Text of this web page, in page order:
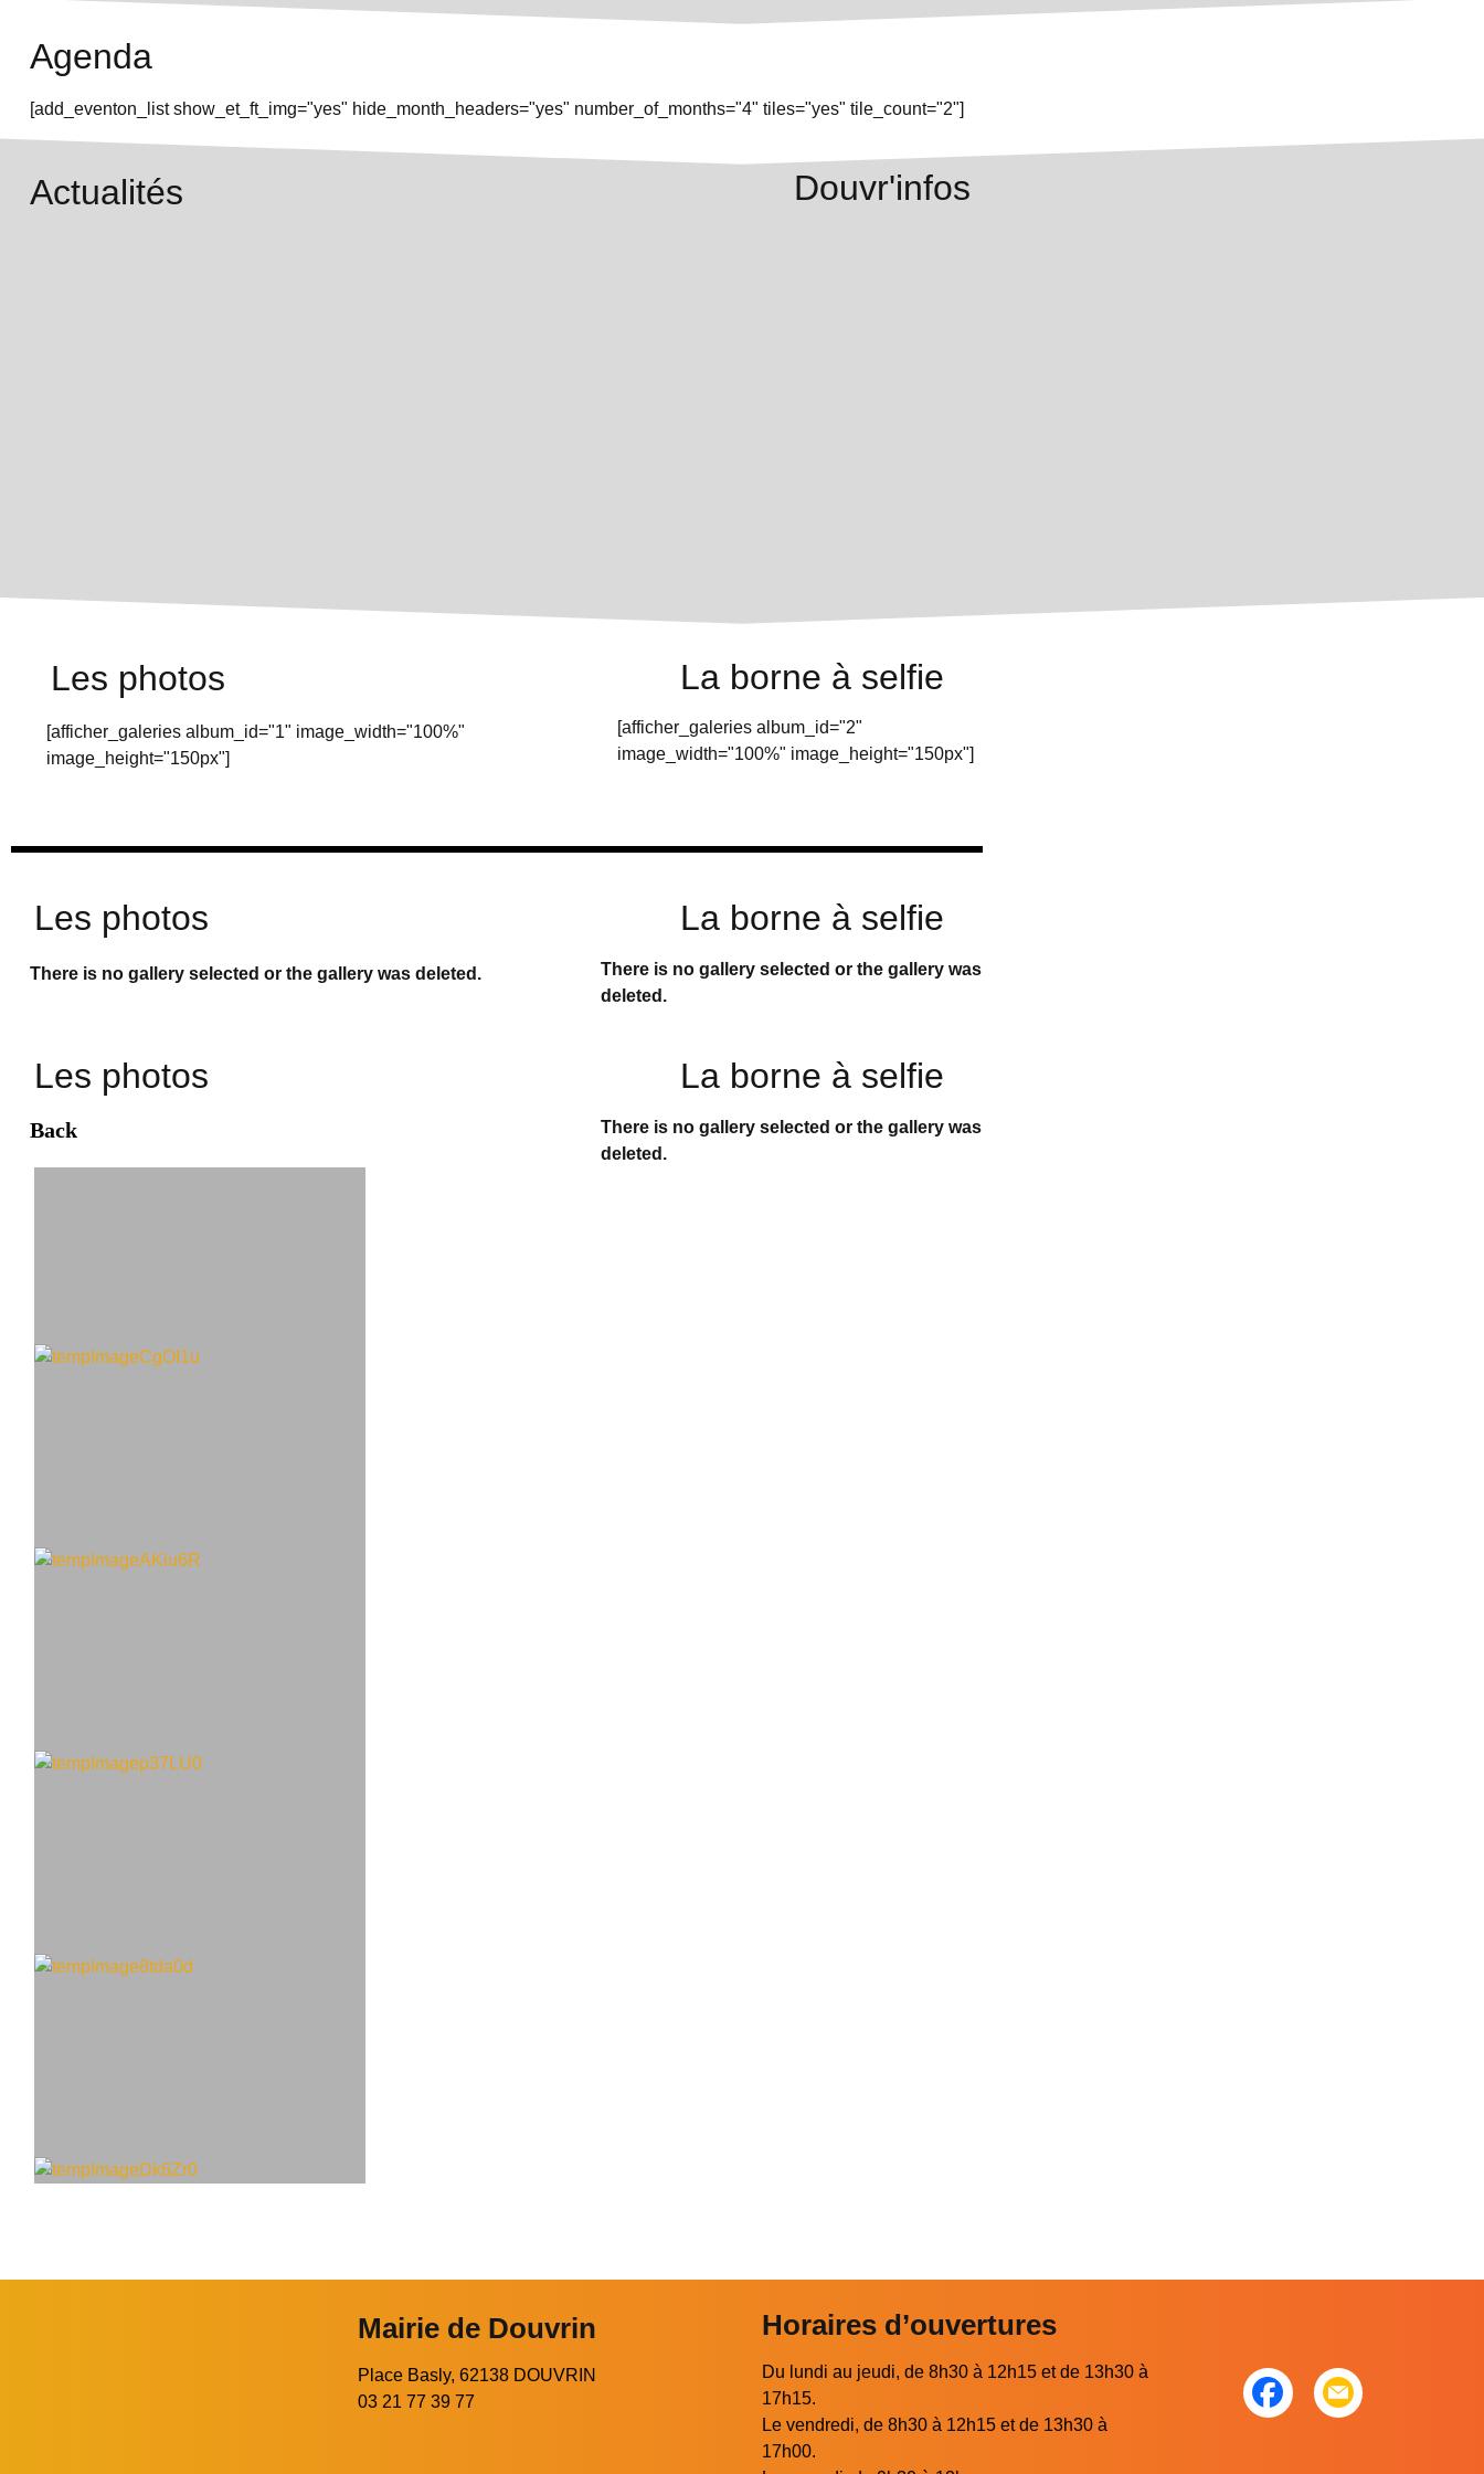
Agenda
[add_eventon_list show_et_ft_img="yes" hide_month_headers="yes" number_of_months="4" tiles="yes" tile_count="2"]
Actualités Douvr'infos
Les photos
[afficher_galeries album_id="1" image_width="100%"
image_height="150px"]
La borne à selfie
[afficher_galeries album_id="2"
image_width="100%" image_height="150px"]
Les photos
There is no gallery selected or the gallery was deleted.
La borne à selfie
There is no gallery selected or the gallery was
deleted.
Les photos
Back
La borne à selfie
There is no gallery selected or the gallery was
deleted.
Mairie de Douvrin
Place Basly, 62138 DOUVRIN
03 21 77 39 77
Horaires d’ouvertures
Du lundi au jeudi, de 8h30 à 12h15 et de 13h30 à
17h15.
Le vendredi, de 8h30 à 12h15 et de 13h30 à
17h00.